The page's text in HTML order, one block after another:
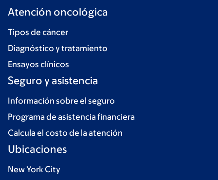
Atención oncológica
Tipos de cáncer
Diagnóstico y tratamiento
Ensayos clínicos
Seguro y asistencia
Información sobre el seguro
Programa de asistencia financiera
Calcula el costo de la atención
Ubicaciones
New York City